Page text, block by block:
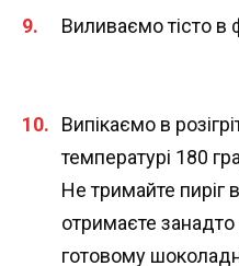
Виливаємо тісто в
Випікаємо в
температурі 180
Не тримайте пиріг
отримаєте
готовому